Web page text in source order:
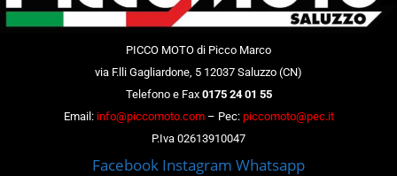
PICCO MOTO di Picco Marco
via F.lli Gagliardone, 5 12037 Saluzzo (CN)
Telefono e Fax 0175 24 01 55
Email: info@piccomoto.com– Pec: piccomoto@pec.it
P.Iva 02613910047
Facebook Instagram Whatsapp